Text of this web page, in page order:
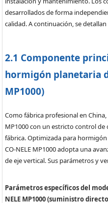
desarrollados de forma
calidad. A continuación, se
2.1 Componente
hormigón planetaria
MP1000)
Como fábrica profesional en
MP1000 con un estricto control
fábrica. Optimizada para
CO-NELE MP1000 adopta una
de eje vertical. Sus parámetros y
Parámetros específicos del
NELE MP1000 (suministro